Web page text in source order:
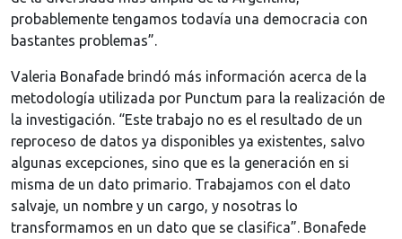
probablemente tengamos todavía una democracia con
bastantes problemas”.
Valeria Bonafade brindó más información acerca de la
metodología utilizada por Punctum para la realización de
la investigación. “Este trabajo no es el resultado de un
reproceso de datos ya disponibles ya existentes, salvo
algunas excepciones, sino que es la generación en si
misma de un dato primario. Trabajamos con el dato
salvaje, un nombre y un cargo, y nosotras lo
transformamos en un dato que se clasifica”. Bonafede